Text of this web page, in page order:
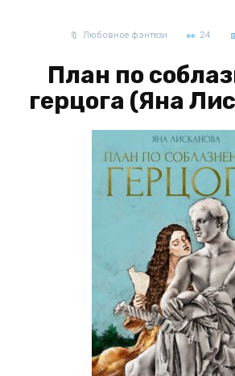
Любовное фэнтези 24
План по
герцога (Яна